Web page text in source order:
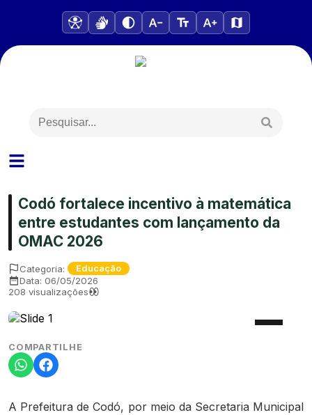
Codó fortalece incentivo à matemática
entre estudantes com lançamento da
OMAC 2026
Categoria: Educação
Data: 06/05/2026
208 visualizações
COMPARTILHE
A Prefeitura de Codó, por meio da Secretaria Municipal